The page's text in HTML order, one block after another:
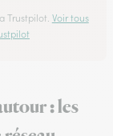
Trustpilot. Voir tous
: les